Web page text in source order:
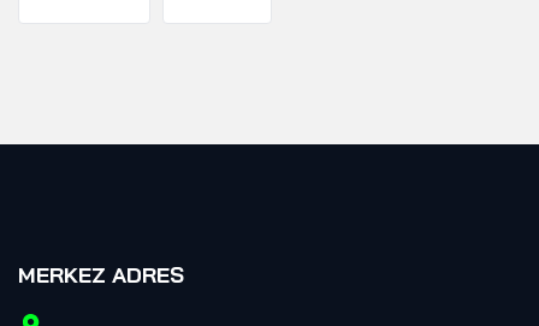
MERKEZ ADRES